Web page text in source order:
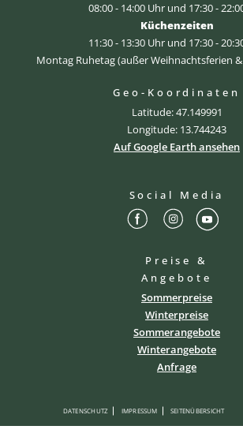
08:00 - 14:00 Uhr und 17:30 -
Küchenzeiten
11:30 - 13:30 Uhr und 17:30 -
Montag Ruhetag (außer Weihnachtsferien
Geo-Koordinaten
Latitude: 47.149991
Longitude: 13.744243
Auf Google Earth ansehen
Social Media
Preise &
Angebote
Sommerpreise
Winterpreise
Sommerangebote
Winterangebote
Anfrage
DATENSCHUTZ IMPRESSUM SEITENÜBERSICHT